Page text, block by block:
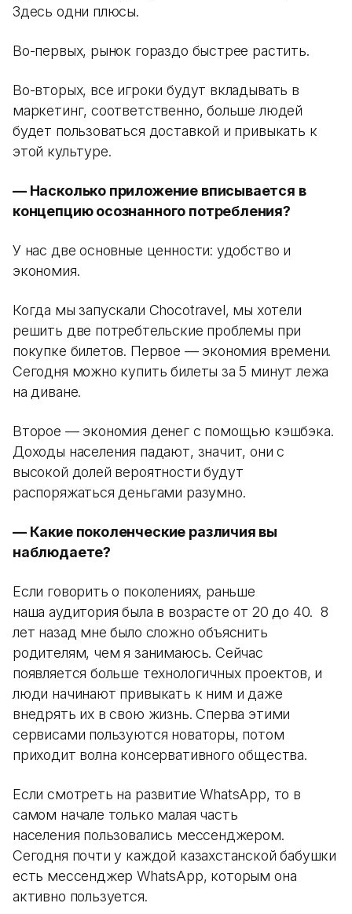
Здесь одни плюсы.
Во-первых, рынок гораздо быстрее растить.
Во-вторых, все игроки будут вкладывать в
маркетинг, соответственно, больше людей
будет пользоваться доставкой и привыкать к
этой культуре.
— Насколько приложение вписывается в
концепцию осознанного потребления?
У нас две основные ценности: удобство и
экономия.
Когда мы запускали Chocotravel, мы хотели
решить две потребтельские проблемы при
покупке билетов. Первое — экономия времени.
Сегодня можно купить билеты за 5 минут лежа
на диване.
Второе — экономия денег с помощью кэшбэка.
Доходы населения падают, значит, они с
высокой долей вероятности будут
распоряжаться деньгами разумно.
— Какие поколенческие различия вы
наблюдаете?
Если говорить о поколениях, раньше
наша аудитория была в возрасте от 20 до 40. 8
лет назад мне было сложно объяснить
родителям, чем я занимаюсь. Сейчас
появляется больше технологичных проектов, и
люди начинают привыкать к ним и даже
внедрять их в свою жизнь. Сперва этими
сервисами пользуются новаторы, потом
приходит волна консервативного общества.
Если смотреть на развитие WhatsApp, то в
самом начале только малая часть
населения пользовались мессенджером.
Сегодня почти у каждой казахстанской бабушки
есть мессенджер WhatsApp, которым она
активно пользуется.